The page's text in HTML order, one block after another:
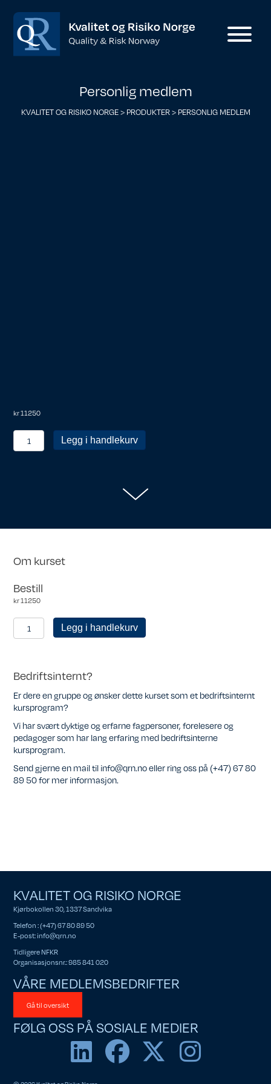
Personlig medlem
KVALITET OG RISIKO NORGE> PRODUKTER> PERSONLIG MEDLEM
kr11250
medlem
Legg i handlekurv
Om kurset
Bestill
kr11250
medlem
Legg i handlekurv
Bedriftsinternt?
Er dere en gruppe og ønsker dette kurset som et bedriftsinternt
kursprogram?
Vi har svært dyktige og erfarne fagpersoner, forelesere og
pedagoger som har lang erfaring med bedriftsinterne
kursprogram.
Send gjerne en mail til info@qrn.no eller ring oss på (+47) 67 80
89 50 for mer informasjon.
KVALITET OG RISIKO NORGE
Kjørbokollen 30, 1337 Sandvika
Telefon : (+47) 67 80 89 50
E-post:info@qrn.no
Tidligere NFKR
Organisasjonsnr.: 985 841 020
VÅRE MEDLEMSBEDRIFTER
Gå til oversikt
FØLG OSS PÅ SOSIALE MEDIER